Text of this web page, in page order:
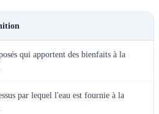
qui apportent des bienfaits à la
par lequel l'eau est fournie à la